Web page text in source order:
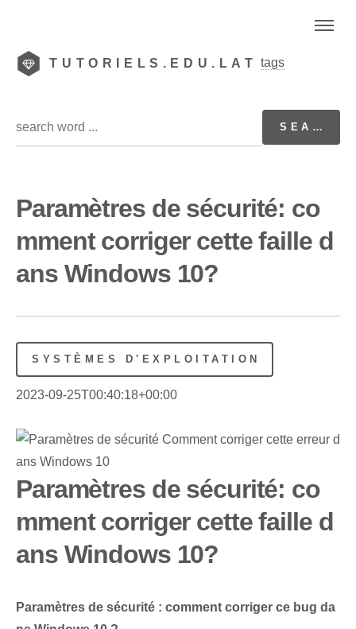
TUTORIELS.EDU.LAT tags
Paramètres de sécurité: co
mment corriger cette faille d
ans Windows 10?
SYSTÈMES D'EXPLOITATION
2023-09-25T00:40:18+00:00
Paramètres de sécurité: co
mment corriger cette faille d
ans Windows 10?
Paramètres de sécurité : comment corriger ce bug da